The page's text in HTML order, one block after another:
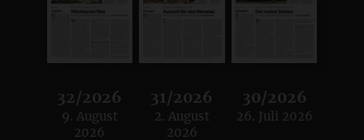
32/2026
:
9. August
2026
31/2026
:
2. August
2026
30/2026
:
26. Juli 2026